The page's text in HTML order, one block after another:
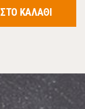
ΣΤΟ ΚΑΛΑΘΙ